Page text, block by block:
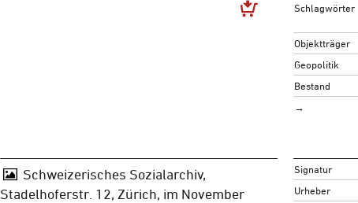
Schlagwörter
Objektträger
Geopolitik
Bestand
→
Schweizerisches Sozialarchiv,
Stadelhoferstr. 12, Zürich, im November
Signatur
Urheber